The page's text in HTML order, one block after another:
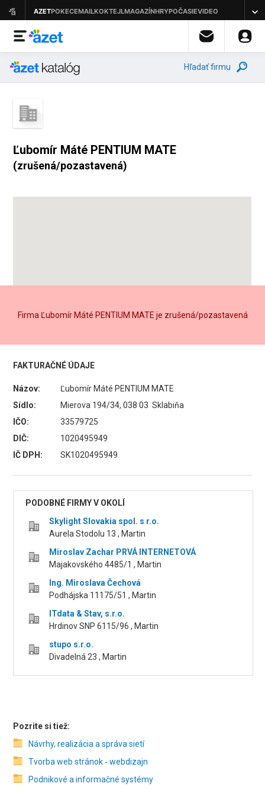
Hľadať firmu
Ľubomír Máté PENTIUM MATE
(zrušená/pozastavená)
Firma Ľubomír Máté PENTIUM MATE je zrušená/pozastavená
FAKTURAČNÉ ÚDAJE
Názov:
Ľubomír Máté PENTIUM MATE
Sídlo:
Mierova 194/34, 038 03 Sklabiňa
IČO:
33579725
DIČ:
1020495949
IČ DPH:
SK1020495949
PODOBNÉ FIRMY V OKOLÍ
Skylight Slovakia spol. s r.o.
Aurela Stodolu 13 , Martin
Miroslav Zachar PRVÁ INTERNETOVÁ
Majakovského 4485/1 , Martin
Ing. Miroslava Čechová
Podhájska 11175/51 , Martin
ITdata & Stav, s.r.o.
Hrdinov SNP 6115/96 , Martin
stupo s.r.o.
Divadelná 23 , Martin
Pozrite si tiež:
Návrhy, realizácia a správa sietí
Tvorba web stránok ‑ webdizajn
Podnikové a informačné systémy